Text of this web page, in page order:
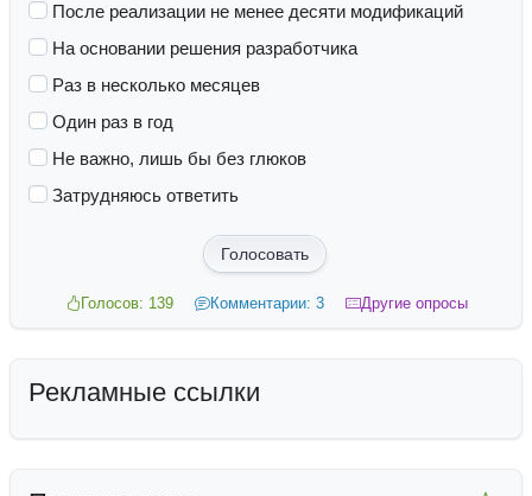
После реализации не менее десяти модификаций
На основании решения разработчика
Раз в несколько месяцев
Один раз в год
Не важно, лишь бы без глюков
Затрудняюсь ответить
Голосовать
Голосов: 139 Комментарии: 3 Другие опросы
Рекламные ссылки